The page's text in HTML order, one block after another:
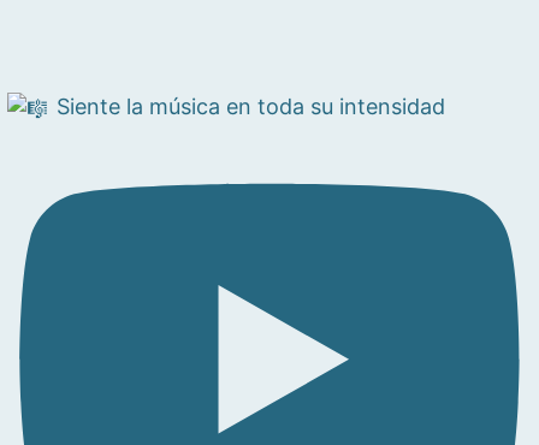
Siente la música en toda su intensidad